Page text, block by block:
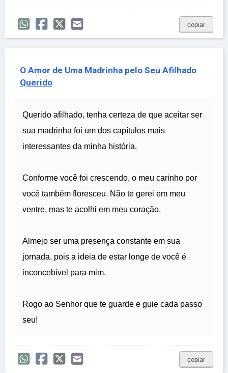
copiar
O Amor de Uma Madrinha pelo Seu Afilhado
Querido
Querido afilhado, tenha certeza de que aceitar ser
sua madrinha foi um dos capítulos mais
interessantes da minha história.
Conforme você foi crescendo, o meu carinho por
você também floresceu. Não te gerei em meu
ventre, mas te acolhi em meu coração.
Almejo ser uma presença constante em sua
jornada, pois a ideia de estar longe de você é
inconcebível para mim.
Rogo ao Senhor que te guarde e guie cada passo
seu!
copiar